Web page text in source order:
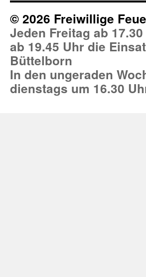
© 2026 Freiwillige
Jeden Freitag ab
ab 19.45 Uhr die
Büttelborn
In den ungeraden
dienstags um 16.30